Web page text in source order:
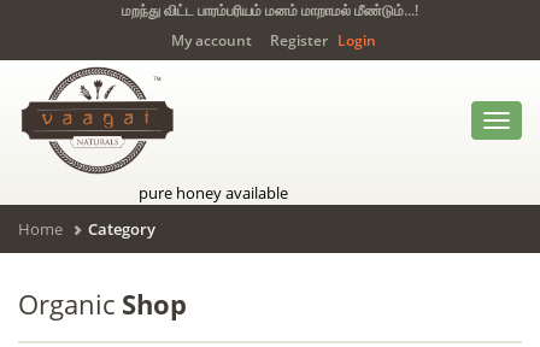
மறந்து விட்ட பாரம்பரியம் மனம் மாறாமல் மீண்டும்...!
My account
Register Login
pure honey available
Home
Category
Organic Shop